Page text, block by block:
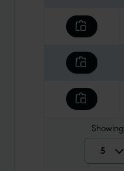
Showing
5 5